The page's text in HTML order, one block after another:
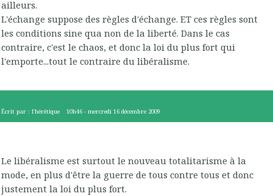
ailleurs.
L'échange suppose des règles d'échange. ET ces règles sont
les conditions sine qua non de la liberté. Dans le cas
contraire, c'est le chaos, et donc la loi du plus fort qui
l'emporte...tout le contraire du libéralisme.
Écrit par : l'hérétique 10h46 -mercredi 16 décembre 2009
Le libéralisme est surtout le nouveau totalitarisme à la
mode, en plus d'être la guerre de tous contre tous et donc
justement la loi du plus fort.